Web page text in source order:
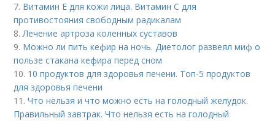
7. Витамин Е для кожи лица. Витамин С для
противостояния свободным радикалам
8.Лечение артроза коленных суставов
9. Можно ли пить кефир на ночь. Диетолог развеял миф о
пользе стакана кефира перед сном
10. 10 продуктов для здоровья печени. Топ-5 продуктов
для здоровья печени
11.Что нельзя и что можно есть на голодный желудок.
Правильный завтрак. Что нельзя есть на голодный